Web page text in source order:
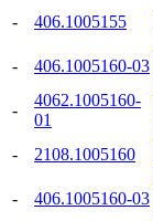
-
406.1005155
-
406.1005160-03
-
4062.1005160-
01
-
2108.1005160
-
406.1005160-03